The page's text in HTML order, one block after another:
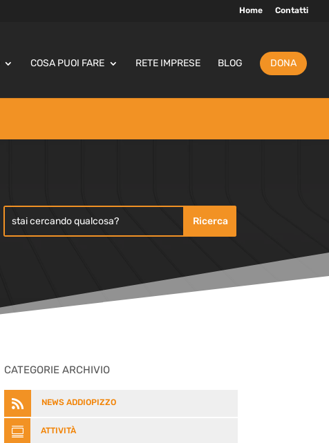
Home Contatti
COSA PUOI FARE RETE IMPRESE BLOG DONA
CATEGORIE ARCHIVIO
 NEWS ADDIOPIZZO
 ATTIVITÀ